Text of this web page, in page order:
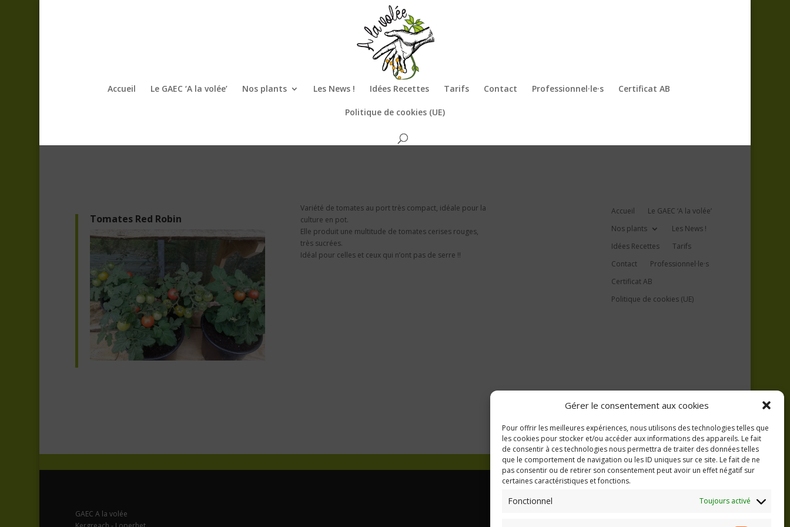
Gérer le consentement aux cookies
Pour offrir les meilleures expériences, nous utilisons des technologies telles que
les cookies pour stocker et/ou accéder aux informations des appareils. Le fait
de consentir à ces technologies nous permettra de traiter des données telles
que le comportement de navigation ou les ID uniques sur ce site. Le fait de ne
pas consentir ou de retirer son consentement peut avoir un effet négatif sur
certaines caractéristiques et fonctions.
Fonctionnel Toujours activé
Accueil Le GAEC ‘A la volée’ Nos plants Les News ! Idées Recettes Tarifs Contact Professionnel·le·s Certificat AB
Politique de cookies (UE)
Tomates Red Robin
Variété de tomates au port très compact, idéale pour la
culture en pot.
Elle produit une multitude de tomates cerises rouges,
très sucrées.
Idéal pour celles et ceux qui n’ont pas de serre !!
Accueil
Le GAEC ‘A la volée’
Nos plants
Les News !
Idées Recettes
Tarifs
Contact
Professionnel·le·s
Certificat AB
Politique de cookies (UE)
GAEC A la volée